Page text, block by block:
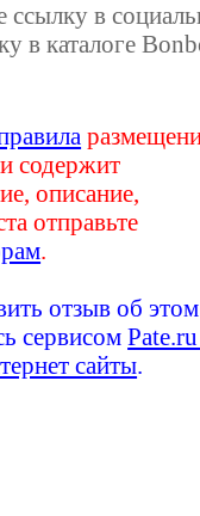
ссылку в
в каталоге
содержит
описание,
отправьте
отзыв об этом
сервисом
сайты